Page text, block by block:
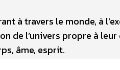
à travers le monde, à
de l’univers propre à
âme, esprit.